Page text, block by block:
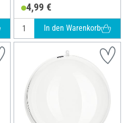
4,99 €
In den Warenkorb